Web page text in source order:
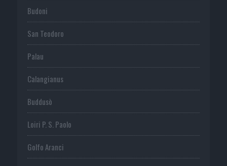
Budoni
San Teodoro
Palau
Calangianus
Buddusò
Loiri P. S. Paolo
Golfo Aranci